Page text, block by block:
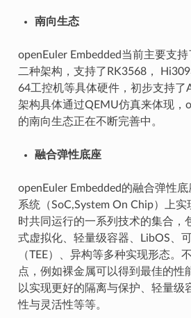
南向生态
openEuler Embedded当前主要支
二种架构，支持了RK3568，
64工控机等具体硬件，初步支持了
架构具体通过QEMU仿真来体现，
的南向生态正在不断完善中。
融合弹性底座
openEuler Embedded的融合弹性
系统（SoC,System On Chip）上
时共同运行的一系列技术的集合，
式虚拟化、轻量级容器、LibOS、
（TEE）、异构等多种实现形态。
点，例如裸金属可以得到最佳的性
以实现更好的隔离与保护、轻量级
性与灵活性等等。